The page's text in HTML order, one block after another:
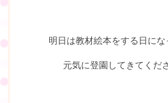
明日は教材絵本をする日にな
元気に登園してきてくだ